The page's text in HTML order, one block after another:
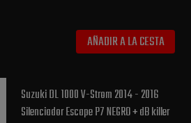
AÑADIR A LA CESTA
Suzuki DL 1000 V-Strom 2014 - 2016
Silenciador Escape P7 NEGRO + dB killer